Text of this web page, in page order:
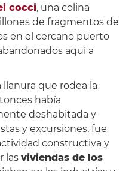
cocci, una colina
de fragmentos de
en el cercano puerto
aquí a
llanura que rodea la
había
deshabitada y
y excursiones, fue
constructiva y
las viviendas de los